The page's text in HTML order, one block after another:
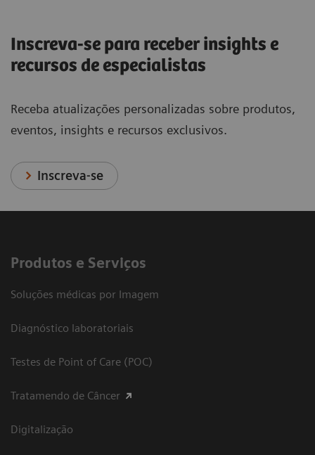
Inscreva-se para receber insights e
recursos de especialistas
Receba atualizações personalizadas sobre produtos,
eventos, insights e recursos exclusivos.
Inscreva-se
Produtos e Serviços
Soluções médicas por Imagem
Diagnóstico laboratoriais
Testes de Point of Care (POC)
Tratamendo de Câncer
Digitalização